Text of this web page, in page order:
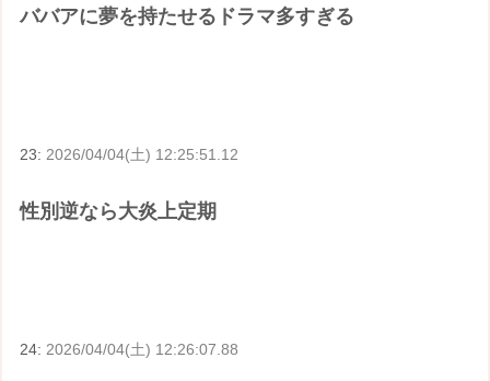
ババアに夢を持たせるドラマ多すぎる
23:2026/04/04(土) 12:25:51.12
性別逆なら大炎上定期
24: 2026/04/04(土) 12:26:07.88